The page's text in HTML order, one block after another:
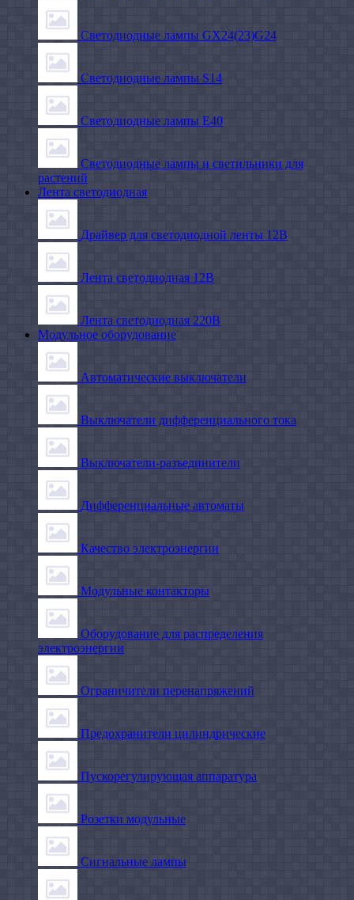
Светодиодные лампы GX24(23)G24
Светодиодные лампы S14
Светодиодные лампы Е40
Светодиодные лампы и светильники для
растений
Лента светодиодная
Драйвер для светодиодной ленты 12В
Лента светодиодная 12В
Лента светодиодная 220В
Модульное оборудование
Автоматические выключатели
Выключатели дифференциального тока
Выключатели-разъединители
Дифференциальные автоматы
Качество электроэнергии
Модульные контакторы
Оборудование для распределения
электроэнергии
Ограничители перенапряжений
Предохранители цилиндрические
Пускорегулирующая аппаратура
Розетки модульные
Сигнальные лампы